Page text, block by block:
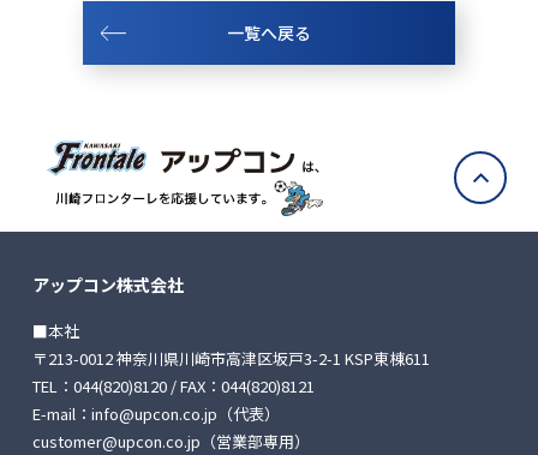
一覧へ戻る
アップコン株式会社
■本社
〒213-0012 神奈川県川崎市高津区坂戸3-2-1 KSP東棟611
TEL： 044(820)8120/ FAX：044(820)8121
E-mail： info@upcon.co.jp （代表）
customer@upcon.co.jp （営業部専用）